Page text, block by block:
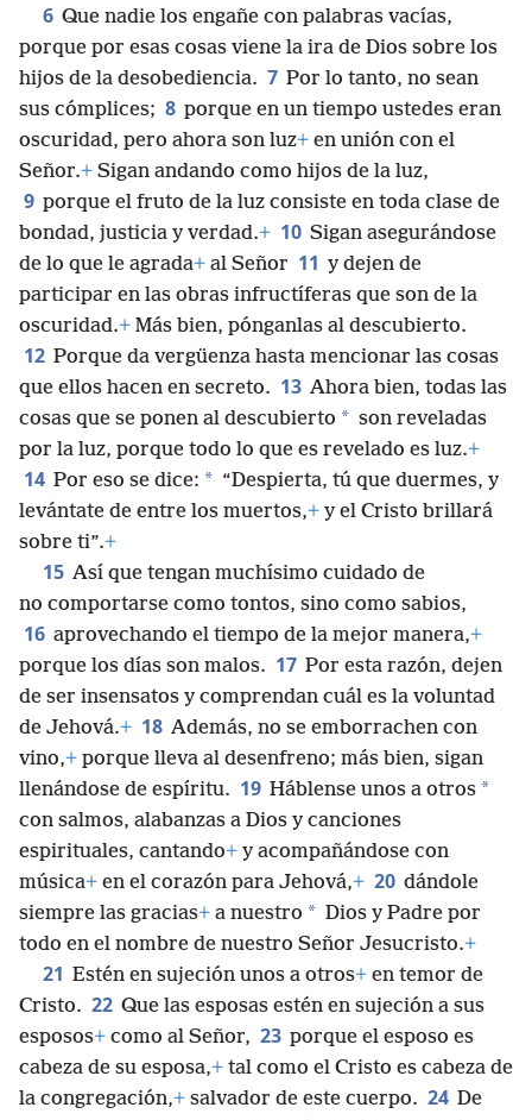
6 Que nadie los engañe con palabras vacías,
porque por esas cosas viene la ira de Dios sobre los
hijos de la desobediencia. 7 Por lo tanto, no sean
sus cómplices; 8 porque en un tiempo ustedes eran
oscuridad, pero ahora son luz+ en unión con el
Señor.+ Sigan andando como hijos de la luz,
9 porque el fruto de la luz consiste en toda clase de
bondad, justicia y verdad.+ 10 Sigan asegurándose
de lo que le agrada+ al Señor 11 y dejen de
participar en las obras infructíferas que son de la
oscuridad.+ Más bien, pónganlas al descubierto.
12 Porque da vergüenza hasta mencionar las cosas
que ellos hacen en secreto. 13 Ahora bien, todas las
cosas que se ponen al descubierto * son reveladas
por la luz, porque todo lo que es revelado es luz.+
14 Por eso se dice: * “Despierta, tú que duermes, y
levántate de entre los muertos,+ y el Cristo brillará
sobre ti”.+
15 Así que tengan muchísimo cuidado de
no comportarse como tontos, sino como sabios,
16 aprovechando el tiempo de la mejor manera,+
porque los días son malos. 17 Por esta razón, dejen
de ser insensatos y comprendan cuál es la voluntad
de Jehová.+ 18 Además, no se emborrachen con
vino,+ porque lleva al desenfreno; más bien, sigan
llenándose de espíritu. 19 Háblense unos a otros *
con salmos, alabanzas a Dios y canciones
espirituales, cantando+ y acompañándose con
música+ en el corazón para Jehová,+ 20 dándole
siempre las gracias+ a nuestro * Dios y Padre por
todo en el nombre de nuestro Señor Jesucristo.+
21 Estén en sujeción unos a otros+ en temor de
Cristo. 22 Que las esposas estén en sujeción a sus
esposos+ como al Señor, 23 porque el esposo es
cabeza de su esposa,+ tal como el Cristo es cabeza de
la congregación,+ salvador de este cuerpo. 24 De